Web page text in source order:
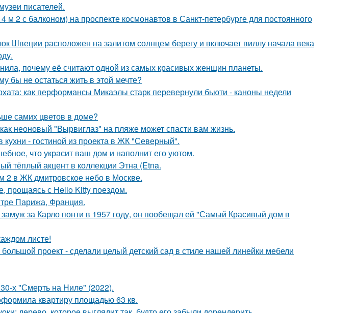
писателей.
м 2 с балконом) на проспекте космонавтов в Санкт-петербурге для постоянного
Швеции расположен на залитом солнцем берегу и включает виллу начала века
почему её считают одной из самых красивых женщин планеты.
бы не остаться жить в этой мечте?
как перформансы Микаэлы старк перевернули бьюти - каноны недели
самих цветов в доме?
неоновый "Вырвиглаз" на пляже может спасти вам жизнь.
- гостиной из проекта в ЖК "Северный".
что украсит ваш дом и наполнит его уютом.
тёплый акцент в коллекции Этна (Etna.
2 в ЖК дмитровское небо в Москве.
прощаясь с Hello Kitty поездом.
Парижа, Франция.
за Карло понти в 1957 году, он пообещал ей "Самый Красивый дом в
листе!
проект - сделали целый детский сад в стиле нашей линейки мебели
х "Смерть на Ниле" (2022).
квартиру площадью 63 кв.